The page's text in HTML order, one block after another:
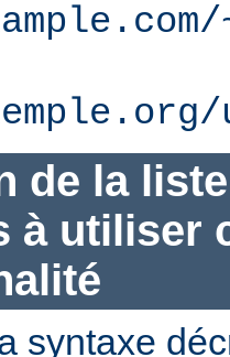
de la
à utiliser
syntaxe